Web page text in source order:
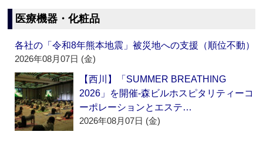
医療機器・化粧品
各社の「令和8年熊本地震」被災地への支援（順位不動）
2026年08月07日 (金)
【西川】「SUMMER BREATHING
2026」を開催‐森ビルホスピタリティーコ
ーポレーションとエステ…
2026年08月07日 (金)